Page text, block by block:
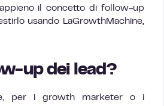
il concetto di follow-up
usando LaGrowthMachine,
up dei lead?
per i growth marketer o i